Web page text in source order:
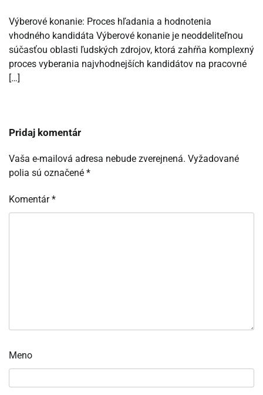
Výberové konanie: Proces hľadania a hodnotenia
vhodného kandidáta Výberové konanie je neoddeliteľnou
súčasťou oblasti ľudských zdrojov, ktorá zahŕňa komplexný
proces vyberania najvhodnejších kandidátov na pracovné
[…]
Pridaj komentár
Vaša e-mailová adresa nebude zverejnená. Vyžadované
polia sú označené *
Komentár*
Meno